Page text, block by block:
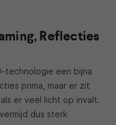
Reflecties
technologie een bijna
prima, maar er zit
er veel licht op invalt.
dus sterk